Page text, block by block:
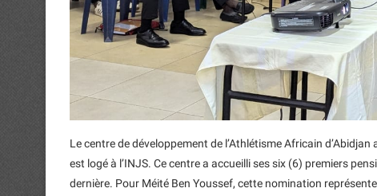
Le centre de développement de l’Athlétisme Africain
est logé à l’INJS. Ce centre a accueilli ses six (6) premiers
dernière. Pour Méité Ben Youssef, cette nomination